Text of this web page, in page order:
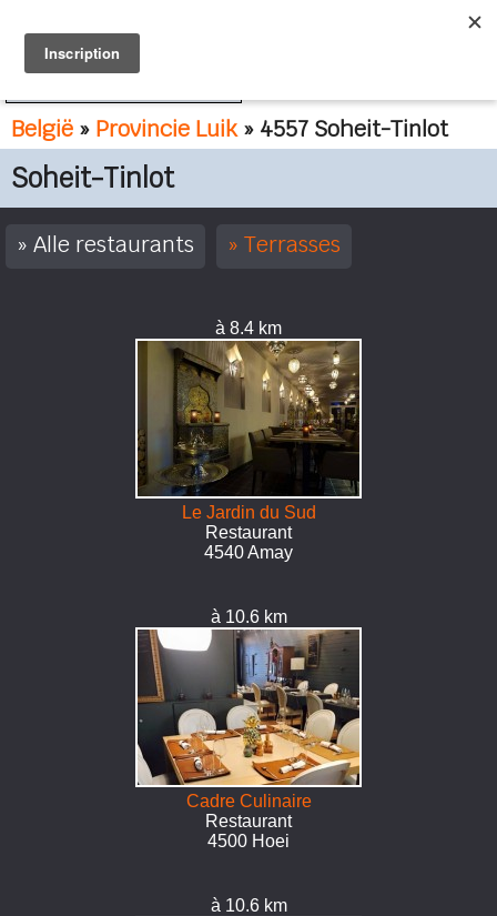
België » Provincie Luik» 4557 Soheit-Tinlot
Soheit-Tinlot
Alle restaurants Terrasses
à 8.4 km
Le Jardin du Sud
Restaurant
4540 Amay
à 10.6 km
Cadre Culinaire
Restaurant
4500 Hoei
à 10.6 km